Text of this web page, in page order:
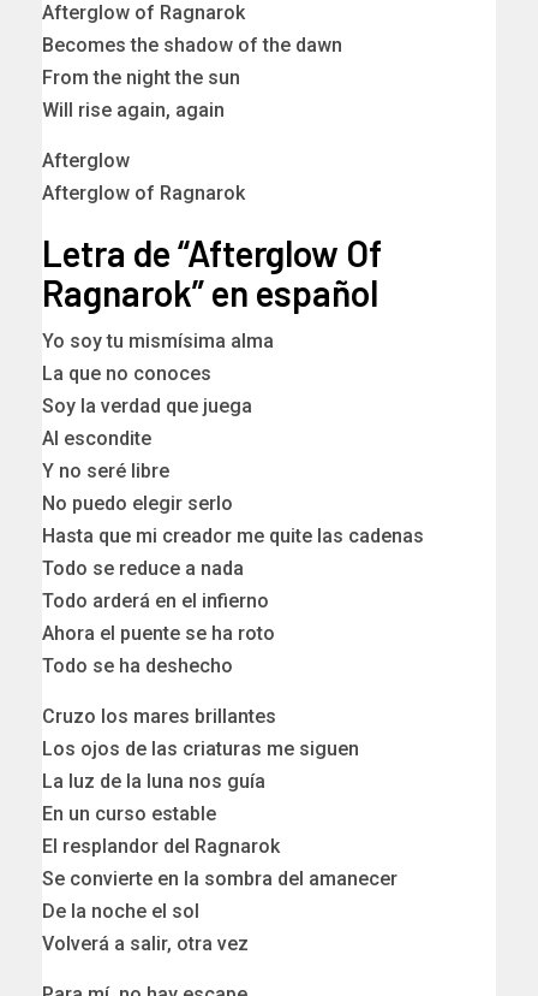
Afterglow of Ragnarok
Becomes the shadow of the dawn
From the night the sun
Will rise again, again
Afterglow
Afterglow of Ragnarok
Letra de “Afterglow Of
Ragnarok” en español
Yo soy tu mismísima alma
La que no conoces
Soy la verdad que juega
Al escondite
Y no seré libre
No puedo elegir serlo
Hasta que mi creador me quite las cadenas
Todo se reduce a nada
Todo arderá en el infierno
Ahora el puente se ha roto
Todo se ha deshecho
Cruzo los mares brillantes
Los ojos de las criaturas me siguen
La luz de la luna nos guía
En un curso estable
El resplandor del Ragnarok
Se convierte en la sombra del amanecer
De la noche el sol
Volverá a salir, otra vez